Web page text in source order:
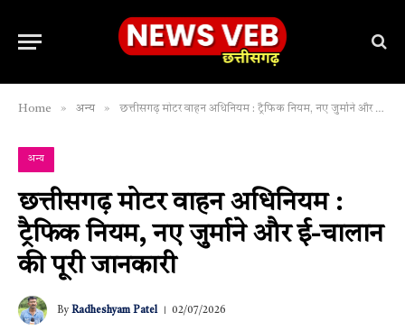
Home » अन्य » छत्तीसगढ़ मोटर वाहन अधिनियम : ट्रैफिक नियम, नए जुर्माने और ई-चालान की पूरी जानकारी
अन्य
छत्तीसगढ़ मोटर वाहन अधिनियम :
ट्रैफिक नियम, नए जुर्माने और ई-चालान
की पूरी जानकारी
By Radheshyam Patel 02/07/2026